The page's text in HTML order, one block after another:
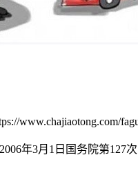
www.chajiaotong.com/
年3月1日国务院第127